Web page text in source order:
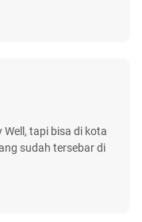
tapi bisa di kota
sudah tersebar di